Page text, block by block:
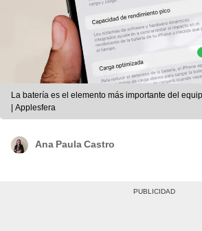
La batería es el elemento más importante del
| Applesfera
Ana Paula Castro